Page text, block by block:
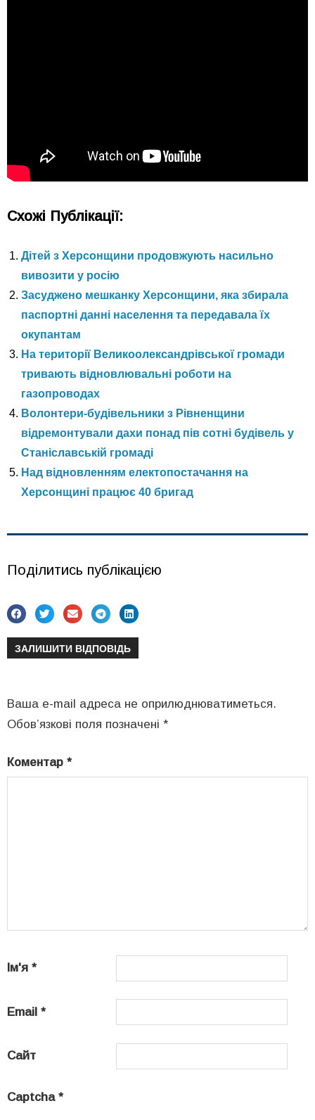
Схожі Публікації:
Дітей з Херсонщини продовжують насильно
вивозити у росію
Засуджено мешканку Херсонщини, яка збирала
паспортні данні населення та передавала їх
окупантам
На території Великоолександрівської громади
тривають відновлювальні роботи на
газопроводах
Волонтери-будівельники з Рівненщини
відремонтували дахи понад пів сотні будівель у
Станіславській громаді
Над відновленням електопостачання на
Херсонщині працює 40 бригад
Поділитись публікацією
ЗАЛИШИТИ ВІДПОВІДЬ
Ваша e-mail адреса не оприлюднюватиметься.
Обов’язкові поля позначені *
Коментар *
Ім'я *
Email *
Сайт
Captcha *